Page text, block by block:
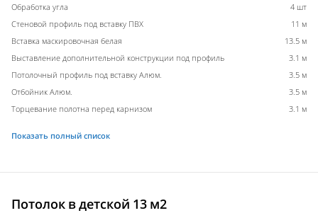
Обработка угла
4 шт
Стеновой профиль под вставку ПВХ
11 м
Вставка маскировочная белая
13.5 м
Выставление дополнительной конструкции под профиль
3.1 м
Потолочный профиль под вставку Алюм.
3.5 м
Отбойник Алюм.
3.5 м
Торцевание полотна перед карнизом
3.1 м
Показать полный список
Потолок в детской 13 м2